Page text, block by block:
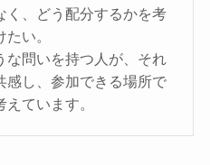
く、どう配分するかを考
たい。
な問いを持つ人が、それ
感し、参加できる場所で
ています。